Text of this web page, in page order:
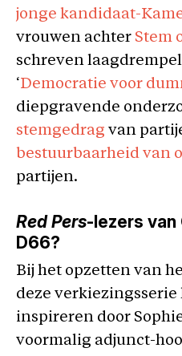
jonge kandidaat-
vrouwen achter Stem
schreven
‘Democratie voor
diepgravende
stemgedrag van
bestuurbaarheid van
partijen.
Red Pers-lezers van
D66?
Bij het opzetten van
deze verkiezingsserie
inspireren door
voormalig adjunct-